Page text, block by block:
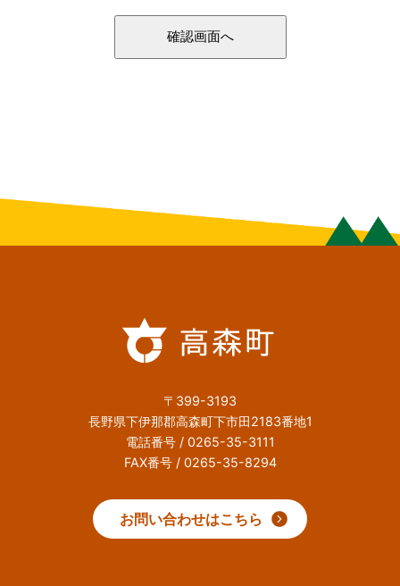
〒399-3193
長野県下伊那郡高森町下市田2183番地1
電話番号 / 0265-35-3111
FAX番号 / 0265-35-8294
お問い合わせはこちら